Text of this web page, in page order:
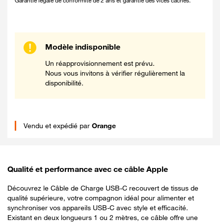
Modèle indisponible
Un réapprovisionnement est prévu.
Nous vous invitons à vérifier régulièrement la
disponibilité.
Vendu et expédié par Orange
Qualité et performance avec ce câble Apple
Découvrez le Câble de Charge USB-C recouvert de tissus de
qualité supérieure, votre compagnon idéal pour alimenter et
synchroniser vos appareils USB-C avec style et efficacité.
Existant en deux longueurs 1 ou 2 mètres, ce câble offre une